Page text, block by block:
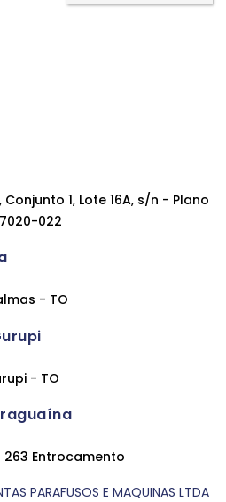
Conjunto 1, Lote 16A, s/n - Plano
022
- TO
- TO
263 Entrocamento
PARAFUSOS E MAQUINAS LTDA